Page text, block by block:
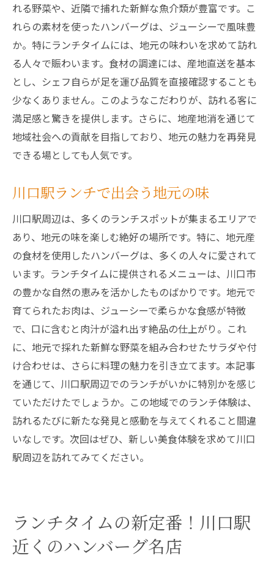
れる野菜や、近隣で捕れた新鮮な魚介類が豊富です。こ
れらの素材を使ったハンバーグは、ジューシーで風味豊
か。特にランチタイムには、地元の味わいを求めて訪れ
る人々で賑わいます。食材の調達には、産地直送を基本
とし、シェフ自らが足を運び品質を直接確認することも
少なくありません。このようなこだわりが、訪れる客に
満足感と驚きを提供します。さらに、地産地消を通じて
地域社会への貢献を目指しており、地元の魅力を再発見
できる場としても人気です。
川口駅ランチで出会う地元の味
川口駅周辺は、多くのランチスポットが集まるエリアで
あり、地元の味を楽しむ絶好の場所です。特に、地元産
の食材を使用したハンバーグは、多くの人々に愛されて
います。ランチタイムに提供されるメニューは、川口市
の豊かな自然の恵みを活かしたものばかりです。地元で
育てられたお肉は、ジューシーで柔らかな食感が特徴
で、口に含むと肉汁が溢れ出す絶品の仕上がり。これ
に、地元で採れた新鮮な野菜を組み合わせたサラダや付
け合わせは、さらに料理の魅力を引き立てます。本記事
を通じて、川口駅周辺でのランチがいかに特別かを感じ
ていただけたでしょうか。この地域でのランチ体験は、
訪れるたびに新たな発見と感動を与えてくれること間違
いなしです。次回はぜひ、新しい美食体験を求めて川口
駅周辺を訪れてみてください。
ランチタイムの新定番！川口駅
近くのハンバーグ名店